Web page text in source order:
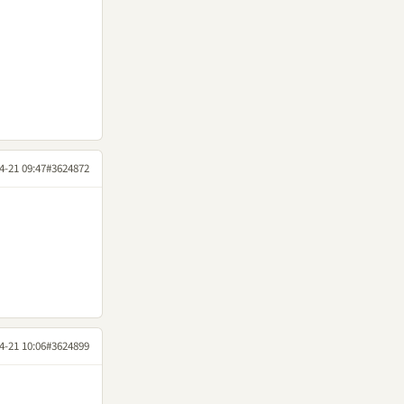
21 09:47#3624872
21 10:06#3624899